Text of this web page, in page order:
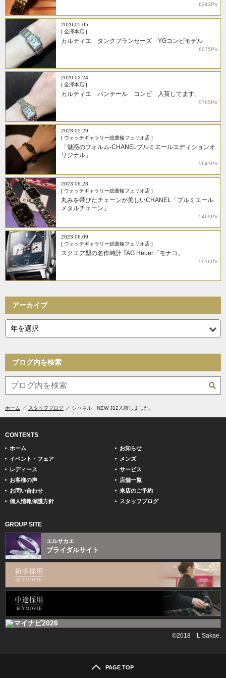
6243PV
2020.05.05
[ 金澤本店 ]
カルティエ タンクフランセーズ YGコンビモデル
6075PV
2020.02.24
[ 金澤本店 ]
カルティエ パンテール コンビ 入荷してます。
5765PV
2023.05.29
[ ウォッチギャラリー総曲輪フェリオ店 ]
「魅惑のフォルム-CHANELプルミエールエディションオ
リジナル」
5641PV
2023.06.23
[ ウォッチギャラリー総曲輪フェリオ店 ]
丸みを帯びたチェーンが美しいCHANEL「プルミエール
メタルチェーン」
5469PV
2023.06.09
[ ウォッチギャラリー総曲輪フェリオ店 ]
スクエア型の名作時計 TAG Heuer「モナコ」
5016PV
アーカイブ
ブログ内を検索
ホーム スタッフブログ シャネル NEW J12入荷しました。
CONTENTS
ホーム
お知らせ
イベント・フェア
メンズ
レディース
サービス
お客様の声
店舗一覧
お問い合わせ
来店のご予約
個人情報保護方針
スタッフブログ
GROUP SITE
エルサカエ
ブライダルサイト
©2018 L Sakae.
PAGE TOP